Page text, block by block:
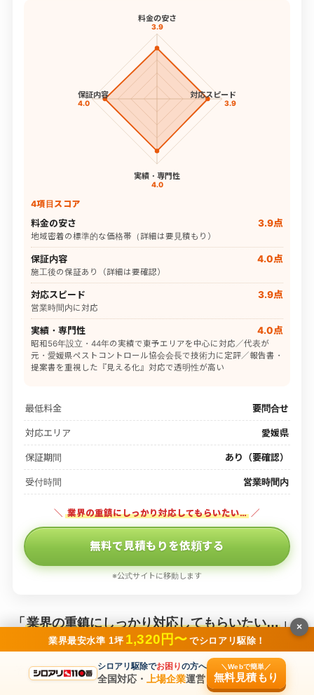
料金の安さ
3.9
対応スピード
3.9
実績・専門性
4.0
保証内容
4.0
4項目スコア
料金の安さ 3.9点
地域密着の標準的な価格帯（詳細は要見積もり）
保証内容 4.0点
施工後の保証あり（詳細は要確認）
対応スピード 3.9点
営業時間内に対応
実績・専門性 4.0点
昭和56年設立・44年の実績で東予エリアを中心に対応／代表が
元・愛媛県ペストコントロール協会会長で技術力に定評／報告書・
提案書を重視した『見える化』対応で透明性が高い
最低料金 要問合せ
対応エリア 愛媛県
保証期間 あり（要確認）
受付時間 営業時間内
＼ 業界の重鎮にしっかり対応してもらいたい… ／
無料で見積もりを依頼する
※公式サイトに移動します
「 業界の重鎮にしっかり対応してもらいたい…」
そんな方におすすめなのが、「別子消毒」です。
業界最安水準 1坪 1,320円〜 でシロアリ駆除！
シロアリ駆除でお困りの方へ
全国対応・ 上場企業運営
＼Webで簡単／
無料見積もり
×